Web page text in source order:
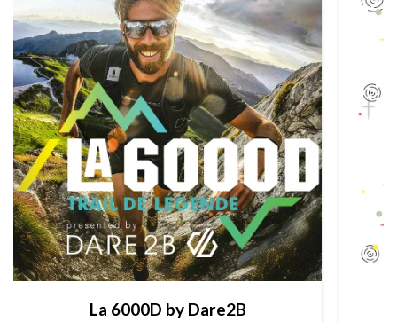
La 6000D by Dare2B